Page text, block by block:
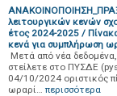
λειτουργικών κενών
έτος 2024-2025 /
κενά για συμπλήρωση
Μετά από νέα δεδομένα,
στείλετε στο ΠΥΣΔΕ
04/10/2024 οριστικός
ωραρί… περισσότερα